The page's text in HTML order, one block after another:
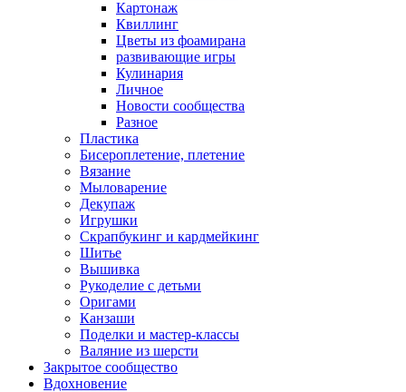
Картонаж
Квиллинг
Цветы из фоамирана
развивающие игры
Кулинария
Личное
Новости сообщества
Разное
Пластика
Бисероплетение, плетение
Вязание
Мыловарение
Декупаж
Игрушки
Скрапбукинг и кардмейкинг
Шитье
Вышивка
Рукоделие с детьми
Оригами
Канзаши
Поделки и мастер-классы
Валяние из шерсти
Закрытое сообщество
Вдохновение